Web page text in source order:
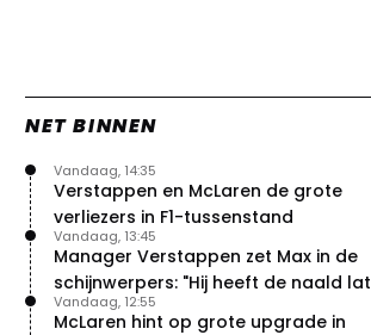
NET BINNEN
Verstappen en McLaren de grote
verliezers in F1-tussenstand
Vandaag, 14:35
Manager Verstappen zet Max in de
schijnwerpers: "Hij heeft de naald
bewegen"
Vandaag, 13:45
McLaren hint op grote upgrade in
Vandaag, 12:55